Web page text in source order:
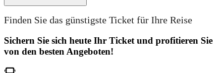
Finden Sie das günstigste Ticket für Ihre Reise
Sichern Sie sich heute Ihr Ticket und profitieren Sie
von den besten Angeboten!